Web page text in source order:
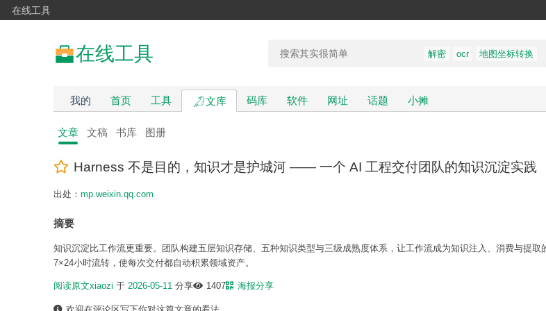
在线工具
在线工具 解密 ocr 地图坐标转换
我的 首页 工具 文库 码库 软件 网址 话题 小摊
文章 文稿 书库 图册
Harness 不是目的，知识才是护城河 —— 一个 AI 工程交付团队的知识沉淀实践
出处： mp.weixin.qq.com
摘要
知识沉淀比工作流更重要。团队构建五层知识存储、五种知识类型与三级成熟度体系，让工作流成为知识注入、消费与提取
7×24小时流转，使每次交付都自动积累领域资产。
阅读原文xiaozi 于 2026-05-11 分享 1407 海报分享